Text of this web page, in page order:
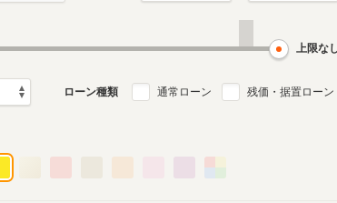
生産モデル
上限な
ローン種類 通常ローン 残価・据置ローン